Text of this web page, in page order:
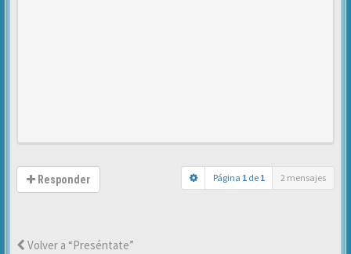
Responder Página 1 de 1 2 mensajes
Volver a “Preséntate”